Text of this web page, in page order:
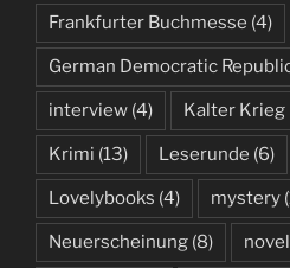
Frankfurter Buchmesse (4)
German Democratic
interview (4) Kalter Krieg
Krimi (13) Leserunde (6)
Lovelybooks (4) mystery
Neuerscheinung (8) novel